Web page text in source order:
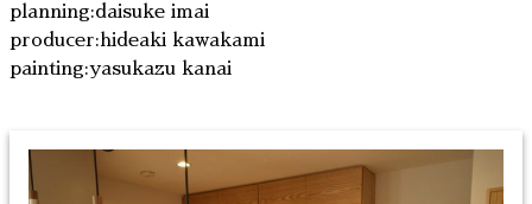
planning:daisuke imai
producer:hideaki kawakami
painting:yasukazu kanai